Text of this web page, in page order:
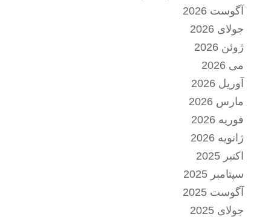
آگوست 2026
جولای 2026
ژوئن 2026
می 2026
آوریل 2026
مارس 2026
فوریه 2026
ژانویه 2026
اکتبر 2025
سپتامبر 2025
آگوست 2025
جولای 2025